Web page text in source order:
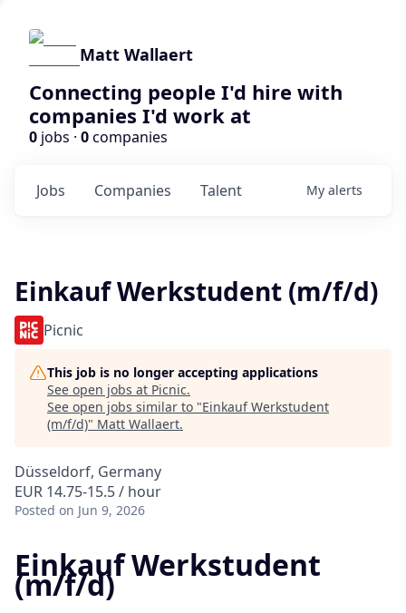
Matt Wallaert
Connecting people I'd hire with
companies I'd work at
0 jobs · 0companies
Jobs Companies Talent My alerts
Einkauf Werkstudent (m/f/d)
Picnic
This job is no longer accepting applications
See open jobs at Picnic.
See open jobs similar to "Einkauf Werkstudent
(m/f/d)" Matt Wallaert.
Düsseldorf, Germany
EUR 14.75-15.5 / hour
Posted on Jun 9, 2026
Einkauf Werkstudent
(m/f/d)